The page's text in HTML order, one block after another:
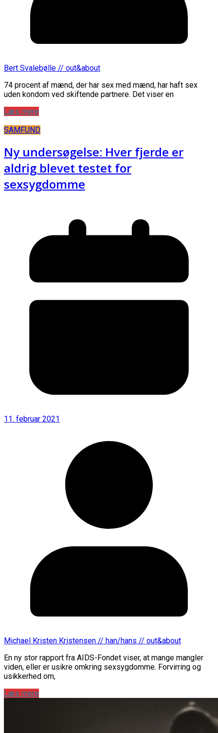
Bert Svalebølle // out&about
74 procent af mænd, der har sex med mænd, har haft sex
uden kondom ved skiftende partnere. Det viser en
Læs mere
SAMFUND
Ny undersøgelse: Hver fjerde er
aldrig blevet testet for
sexsygdomme
11. februar 2021
Michael Kristen Kristensen // han/hans // out&about
En ny stor rapport fra AIDS-Fondet viser, at mange mangler
viden, eller er usikre omkring sexsygdomme. Forvirring og
usikkerhed om,
Læs mere